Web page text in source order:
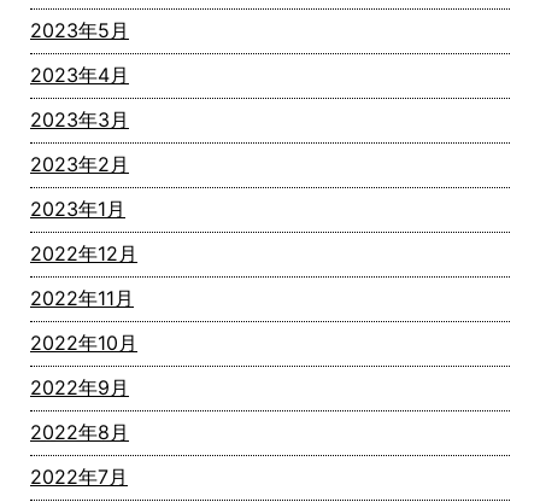
2023年5月
2023年4月
2023年3月
2023年2月
2023年1月
2022年12月
2022年11月
2022年10月
2022年9月
2022年8月
2022年7月